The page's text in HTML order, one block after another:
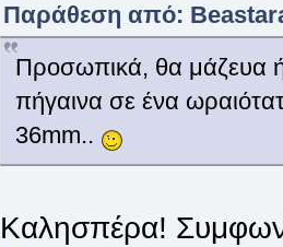
Παράθεση από:
Προσωπικά, θα μάζευα
πήγαινα σε ένα
36mm..
Καλησπέρα!